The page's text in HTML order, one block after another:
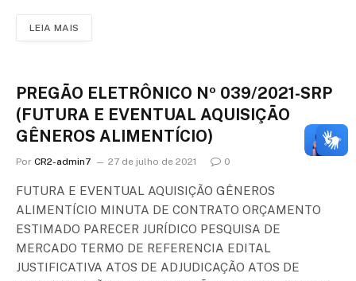
LEIA MAIS
PREGÃO ELETRÔNICO Nº 039/2021-SRP
(FUTURA E EVENTUAL AQUISIÇÃO
GÊNEROS ALIMENTÍCIO)
Por CR2-admin7 27 de julho de 2021 0
FUTURA E EVENTUAL AQUISIÇÃO GÊNEROS
ALIMENTÍCIO MINUTA DE CONTRATO ORÇAMENTO
ESTIMADO PARECER JURÍDICO PESQUISA DE
MERCADO TERMO DE REFERENCIA EDITAL
JUSTIFICATIVA ATOS DE ADJUDICAÇÃO ATOS DE